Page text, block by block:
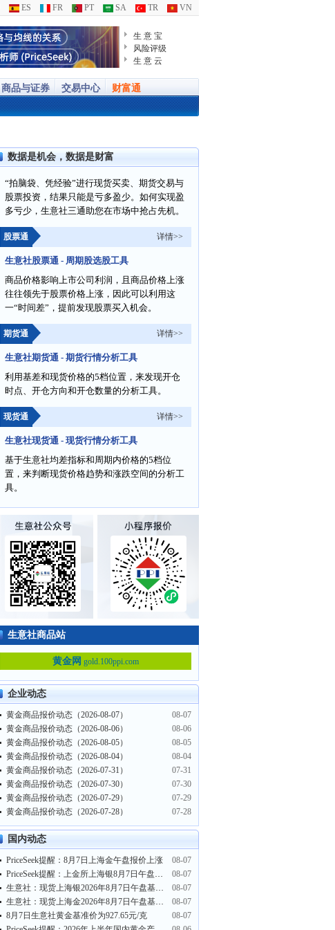
ES FR PT SA TR VN
生 意 宝
风险评级
生 意 云
商品与证券 交易中心 财富通
数据是机会，数据是财富
“拍脑袋、凭经验”进行现货买卖、期货交易与
股票投资，结果只能是亏多盈少。如何实现盈
多亏少，生意社三通助您在市场中抢占先机。
股票通 详情>>
生意社股票通 - 周期股选股工具
商品价格影响上市公司利润，且商品价格上涨
往往领先于股票价格上涨，因此可以利用这
一“时间差”，提前发现股票买入机会。
期货通 详情>>
生意社期货通 - 期货行情分析工具
利用基差和现货价格的5档位置，来发现开仓
时点、开仓方向和开仓数量的分析工具。
现货通 详情>>
生意社现货通 - 现货行情分析工具
基于生意社均差指标和周期内价格的5档位
置，来判断现货价格趋势和涨跌空间的分析工
具。
生意社商品站
黄金网 gold.100ppi.com
企业动态
黄金商品报价动态（2026-08-07）
08-07
黄金商品报价动态（2026-08-06）
08-06
黄金商品报价动态（2026-08-05）
08-05
黄金商品报价动态（2026-08-04）
08-04
黄金商品报价动态（2026-07-31）
07-31
黄金商品报价动态（2026-07-30）
07-30
黄金商品报价动态（2026-07-29）
07-29
黄金商品报价动态（2026-07-28）
07-28
国内动态
PriceSeek提醒：8月7日上海金午盘报价上涨
08-07
PriceSeek提醒：上金所上海银8月7日午盘大幅上涨
08-07
生意社：现货上海银2026年8月7日午盘基准报15461元/千克
08-07
生意社：现货上海金2026年8月7日午盘基准报价932.83元/克
08-07
8月7日生意社黄金基准价为927.65元/克
08-07